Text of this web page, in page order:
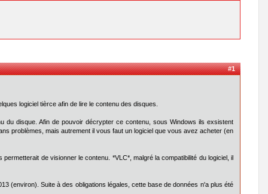
#1
logiciel tièrce afin de lire le contenu des disques.
du disque. Afin de pouvoir décrypter ce contenu, sous Windows ils exsistent
problèmes, mais autrement il vous faut un logiciel que vous avez acheter (en
de visionner le contenu. *VLC*, malgré la compatibilité du logiciel, il
(environ). Suite à des obligations légales, cette base de données n'a plus été